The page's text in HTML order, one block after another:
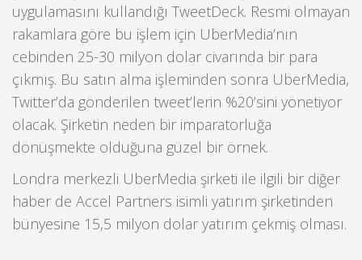
uygulamasını kullandığı TweetDeck. Resmi olmayan
rakamlara göre bu işlem için UberMedia’nın
cebinden 25-30 milyon dolar civarında bir para
çıkmış. Bu satın alma işleminden sonra UberMedia,
Twitter’da gönderilen tweet’lerin %20’sini yönetiyor
olacak. Şirketin neden bir imparatorluğa
dönüşmekte olduğuna güzel bir örnek.
Londra merkezli UberMedia şirketi ile ilgili bir diğer
haber de Accel Partners isimli yatırım şirketinden
bünyesine 15,5 milyon dolar yatırım çekmiş olması.